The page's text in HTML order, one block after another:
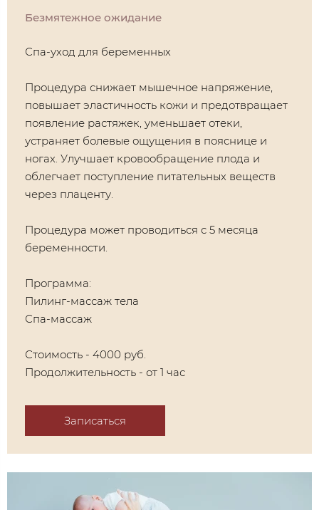
Безмятежное ожидание
Спа-уход для беременных
​Процедура снижает мышечное напряжение,
повышает эластичность кожи и предотвращает
появление растяжек, уменьшает отеки,
устраняет болевые ощущения в пояснице и
ногах. Улучшает кровообращение плода и
облегчает поступление питательных веществ
через плаценту.
Процедура может проводиться с 5 месяца
беременности.
Программа:
Пилинг-массаж тела
Спа-массаж
Стоимость - 4000 руб.
Продолжительность - от 1 час
Записаться